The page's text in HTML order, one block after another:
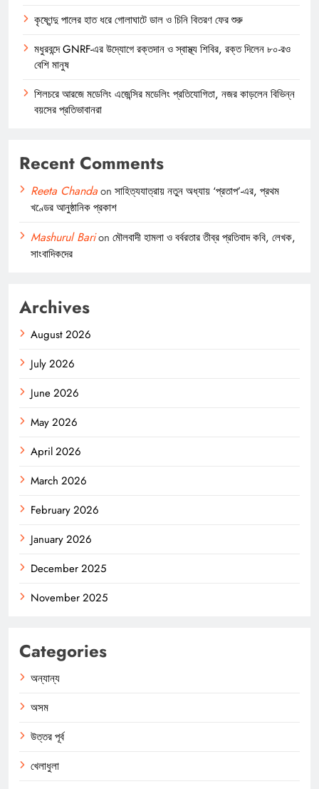
কৃষ্ণেন্দু পালের হাত ধরে গোলাঘাটে ডাল ও চিনি বিতরণ ফের শুরু
মধুরবন্দে GNRF-এর উদ্যোগে রক্তদান ও স্বাস্থ্য শিবির, রক্ত দিলেন ৮০-রও
বেশি মানুষ
শিলচরে আরজে মডেলিং এজেন্সির মডেলিং প্রতিযোগিতা, নজর কাড়লেন বিভিন্ন
বয়সের প্রতিভাবানরা
Recent Comments
Reeta Chandaon সাহিত্যযাত্রায় নতুন অধ্যায় ‘প্রতাপ’-এর, প্রথম
খণ্ডের আনুষ্ঠানিক প্রকাশ
Mashurul Barion মৌলবাদী হামলা ও বর্বরতার তীব্র প্রতিবাদ কবি, লেখক,
সাংবাদিকদের
Archives
August 2026
July 2026
June 2026
May 2026
April 2026
March 2026
February 2026
January 2026
December 2025
November 2025
Categories
অন্যান্য
অসম
উত্তর পূর্ব
খেলাধুলা